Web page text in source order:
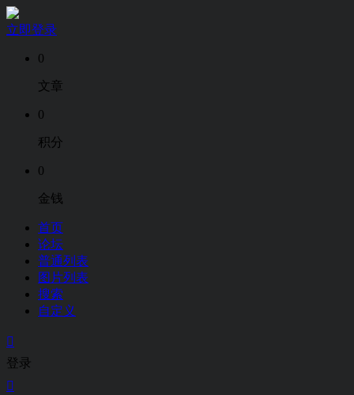
立即登录
0
文章
0
积分
0
金钱
首页
论坛
普通列表
图片列表
搜索
自定义

登录
